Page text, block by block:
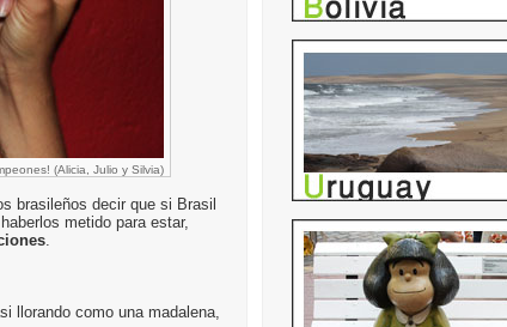
(Alicia, Julio y Silvia)
brasileños decir que si Brasil
metido para estar,
.
llorando como una madalena,